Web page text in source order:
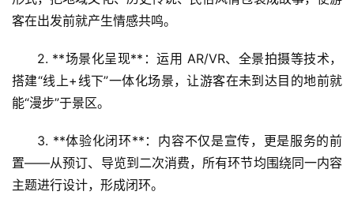
客在出发前就产生情感共鸣。
2. **场景化呈现**：运用 AR/VR、全景拍摄等技术，
搭建“线上+线下”一体化场景，让游客在未到达目的地前就
能“漫步”于景区。
3. **体验化闭环**：内容不仅是宣传，更是服务的前
置——从预订、导览到二次消费，所有环节均围绕同一内容
主题进行设计，形成闭环。